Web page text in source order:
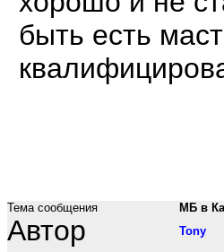
быть есть
Тема сообщения МБ в
Автор Tony